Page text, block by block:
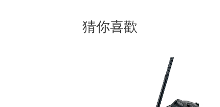
猜你喜歡